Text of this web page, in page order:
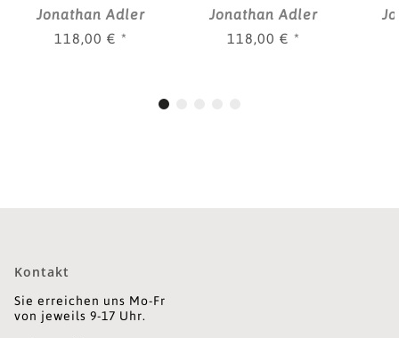
Jonathan Adler
118,00 € *
Jonathan Adler
118,00 € *
Kontakt
Sie erreichen uns Mo-Fr
von jeweils 9-17 Uhr.